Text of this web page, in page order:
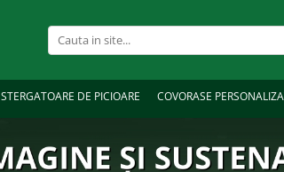
STERGATOARE DE PICIOARE COVORASE